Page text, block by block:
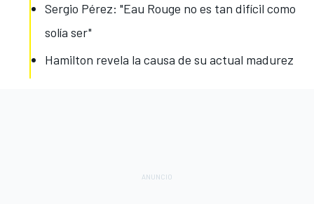
Sergio Pérez: "Eau Rouge no es tan difícil como
solía ser"
Hamilton revela la causa de su actual madurez